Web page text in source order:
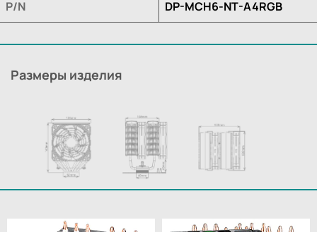
P/N DP-MCH6-NT-A4RGB
Размеры изделия